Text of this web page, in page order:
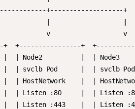
+-------------------+
v                   v
+----------------+
|  | Node2          |  | Node3
|  | svclb Pod      |  | svclb
|  | HostNetwork    |  |
|  | Listen :80     |  | Listen
|  | Listen :443    |  | Listen